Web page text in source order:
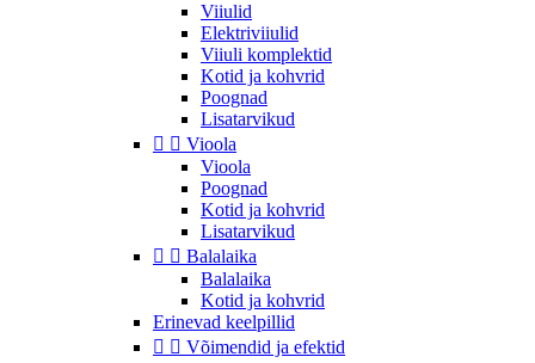
Viiulid
Elektriviiulid
Viiuli komplektid
Kotid ja kohvrid
Poognad
Lisatarvikud
  Vioola
Vioola
Poognad
Kotid ja kohvrid
Lisatarvikud
  Balalaika
Balalaika
Kotid ja kohvrid
Erinevad keelpillid
  Võimendid ja efektid